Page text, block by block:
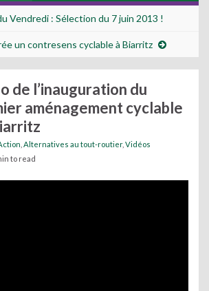
Vendredi : Sélection du 7 juin 2013 !
un contresens cyclable à Biarritz
de l’inauguration du
aménagement cyclable
Alternatives au tout-routier, Vidéos
to read